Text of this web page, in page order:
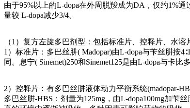
由于95%以上的L-dopa在外周脱羧成为DA，仅约1%
量较 L-dopa减少3/4。
（1）复方左旋多巴剂型：包括标准片、控释片、水溶
1）标准片：多巴丝肼( Madopar)由L-dopa与苄丝肼按
同。息宁( Sinemet)250和Sinemet125是由L-dopa与卡比
2）控释片：有多巴丝肼液体动力平衡系统(madopar-
多巴丝肼-HBS：剂量为125mg，由L-dopa100mg加